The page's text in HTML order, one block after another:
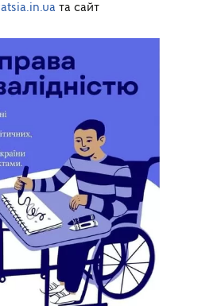
та сайт